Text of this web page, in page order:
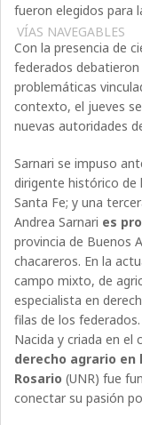
VÍAS NAVEGABLES
fueron elegidos para
Con la presencia de
federados
problemáticas
contexto, el jueves
nuevas autoridades
Sarnari se impuso
dirigente histórico de
Santa Fe; y una
Andrea Sarnari es
provincia de Buenos
chacareros. En la
campo mixto, de
especialista en
filas de los federados.
Nacida y criada en el
derecho agrario en
Rosario (UNR) fue
conectar su pasión